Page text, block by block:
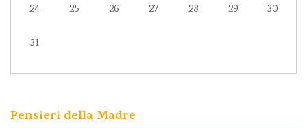
24 25 26 27 28 29 30
31
Pensieri della Madre